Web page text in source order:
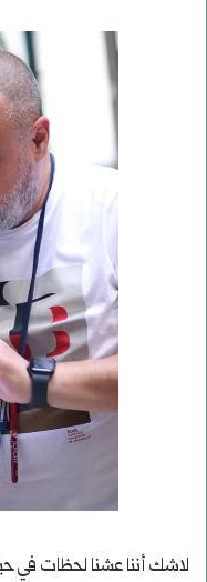
لاشك أننا عشنا لحظات في